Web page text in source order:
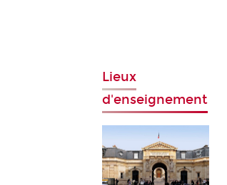
Lieux
d'enseignement